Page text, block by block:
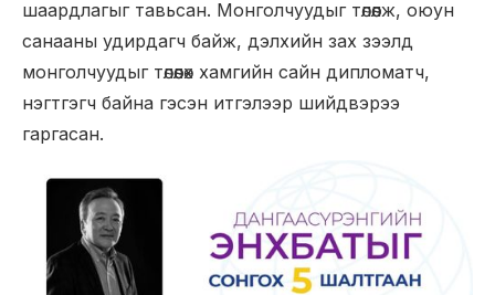
шаардлагыг тавьсан. Монголчуудыг төлөөлж, оюун
санааны удирдагч байж, дэлхийн зах зээлд
монголчуудыг төлөөлөх хамгийн сайн дипломатч,
нэгтгэгч байна гэсэн итгэлээр шийдвэрээ
гаргасан.